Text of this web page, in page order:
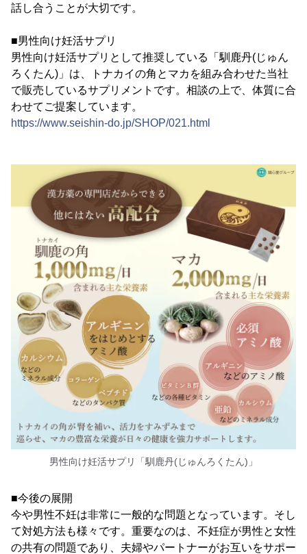
話し合うことが大切です。
■男性向け妊活サプリ
男性向け妊活サプリとして推奨している「馴鹿丹(じゅん
ろくたん)」は、トナカイの角とマカを組み合わせた当社
で販売しているサプリメントです。相談の上で、体質に合
わせてご提案しています。
https://www.seishin-do.jp/SHOP/021.html
男性向け妊活サプリ「馴鹿丹(じゅんろくたん)」
■今後の展開
今や男性不妊は非常に一般的な問題となっています。そし
て対処方法も様々です。重要なのは、不妊症が男性と女性
の共有の問題であり、夫婦やパートナーがお互いをサポー